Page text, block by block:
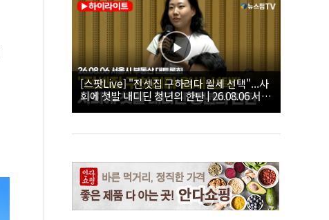
[스팟Live] "전셋집 구하려다 월세 선택"...사
회에 첫발 내디딘 청년의 한탄 | 26.08.06 서울
시 부동산 대토론회